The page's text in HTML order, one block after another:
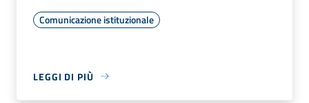
Comunicazione istituzionale
LEGGI DI PIÙ